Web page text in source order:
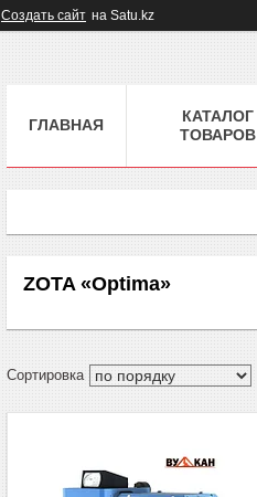
Создать сайт на Satu.kz
ГЛАВНАЯ
КАТАЛОГ
ТОВАРОВ
ZOTA «Optima»